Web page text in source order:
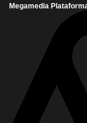
Megamedia